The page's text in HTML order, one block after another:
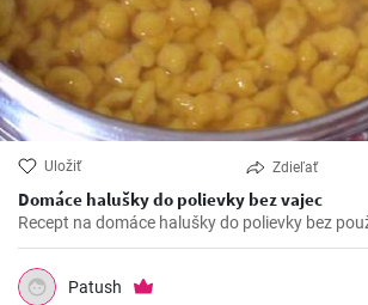
Uložiť Zdieľať
Domáce halušky do polievky bez vajec
Recept na domáce halušky do polievky bez
Patush